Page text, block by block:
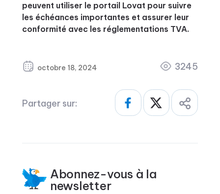
peuvent utiliser le portail Lovat pour suivre
les échéances importantes et assurer leur
conformité avec les réglementations TVA.
octobre 18, 2024 3245
Partager sur:
Abonnez-vous à la
newsletter